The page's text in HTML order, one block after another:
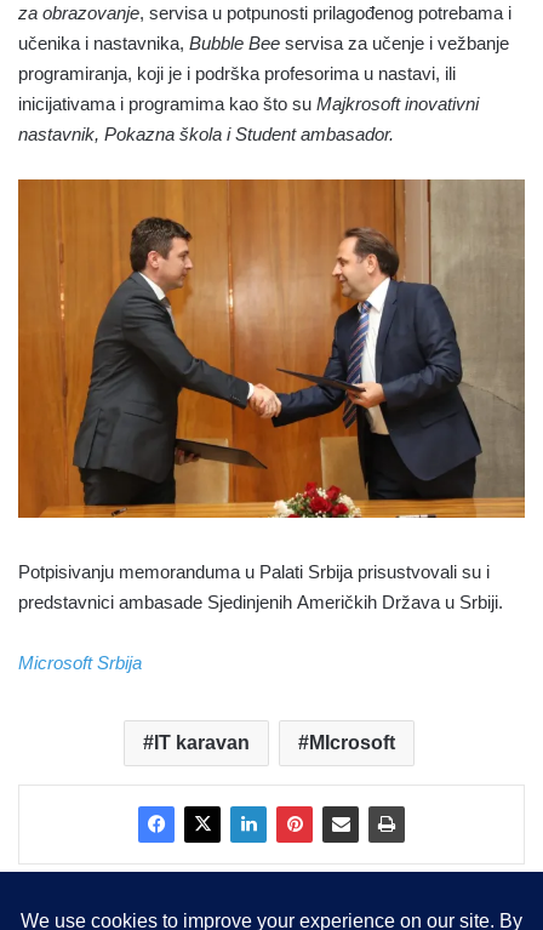
za obrazovanje, servisa u potpunosti prilagođenog potrebama i
učenika i nastavnika, Bubble Bee servisa za učenje i vežbanje
programiranja, koji je i podrška profesorima u nastavi, ili
inicijativama i programima kao što su Majkrosoft inovativni
nastavnik, Pokazna škola i Student ambasador.
Potpisivanju memoranduma u Palati Srbija prisustvovali su i
predstavnici ambasade Sjedinjenih Američkih Država u Srbiji.
Microsoft Srbija
IT karavan MIcrosoft